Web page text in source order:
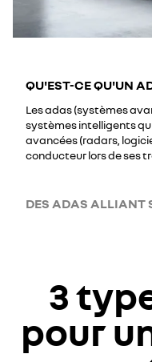
QU'EST-CE QU'UN
Les adas (systèmes
systèmes intelligents
avancées (radars,
conducteur lors de ses
DES ADAS ALLIANT
3
pour